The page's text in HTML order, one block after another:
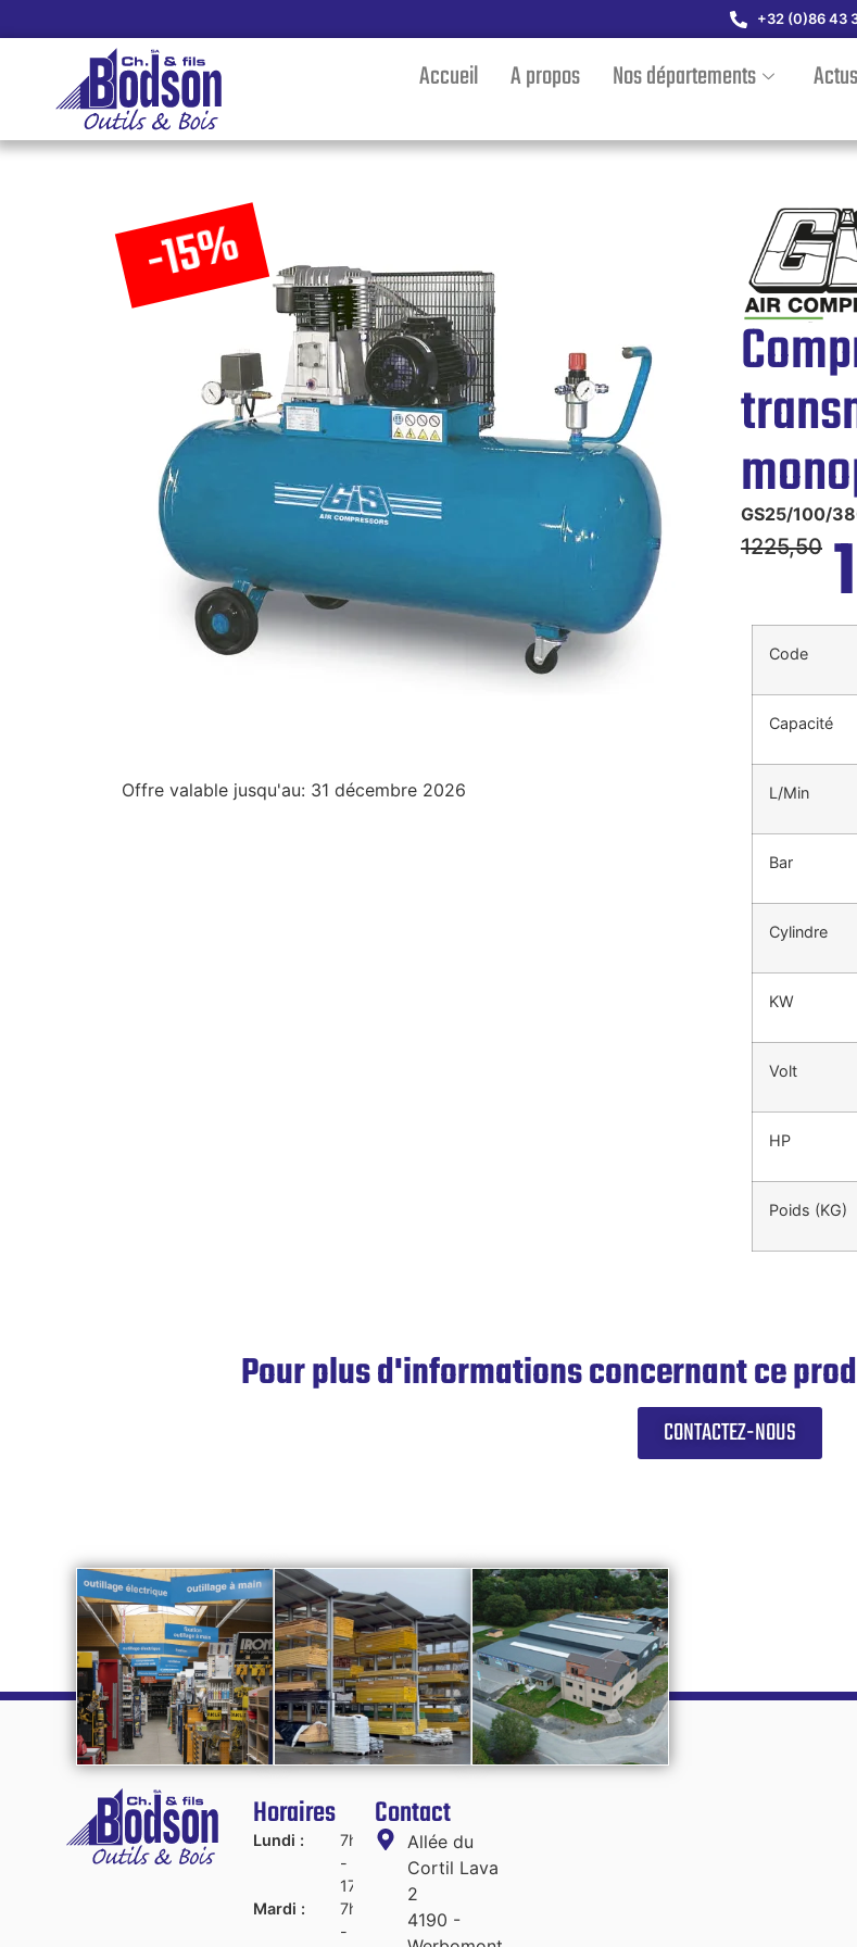
+32 (0)86 43
Accueil A propos Nos départements Actus
Offre valable jusqu'au: 31 décembre 2026
-15%
GS25/100/
1225,50
Code
Capacité
L/Min
Bar
Cylindre
KW
Volt
HP
Poids (KG)
Pour plus d'informations concernant ce
CONTACTEZ-NOUS
Horaires
Lundi :
7h45
-
17h30
Mardi :
7h45
-
Contact
Allée du
Cortil Lava
2
4190 -